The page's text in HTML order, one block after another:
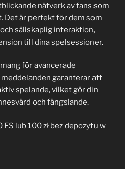
nätverk av fans som
Det är perfekt för dem som
sällskaplig interaktion,
till dina spelsessioner.
för avancerade
garanterar att
spelande, vilket gör din
och fängslande.